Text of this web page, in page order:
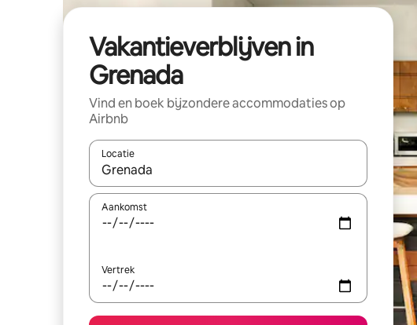
Vakantieverblijven in
Grenada
Vind en boek bijzondere accommodaties op
Airbnb
Locatie
Wanneer er resultaten beschikbaar zijn, maak je een keuze
Aankomst
Vertrek